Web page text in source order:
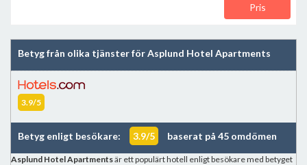
Pris
Betyg från olika tjänster för Asplund Hotel Apartments
3.9/5
Betyg enligt besökare: 3.9/5 baserat på 45 omdömen
Asplund Hotel Apartmentsär ett populärt hotell enligt besökare med betyget